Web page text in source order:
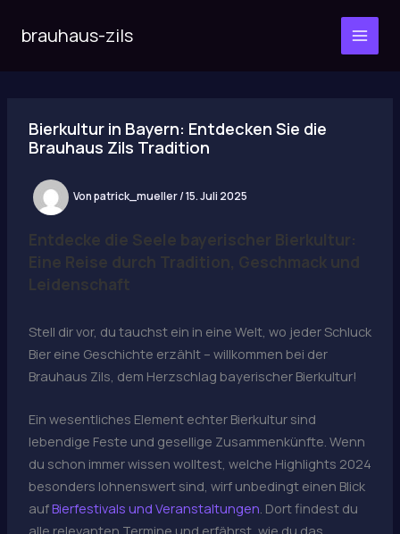
Inhaltbrauhaus-zils
Bierkultur in Bayern: Entdecken Sie die
Brauhaus Zils Tradition
Vonpatrick_mueller/15. Juli 2025
Entdecke die Seele bayerischer Bierkultur:
Eine Reise durch Tradition, Geschmack und
Leidenschaft
Stell dir vor, du tauchst ein in eine Welt, wo jeder Schluck
Bier eine Geschichte erzählt – willkommen bei der
Brauhaus Zils, dem Herzschlag bayerischer Bierkultur!
Ein wesentliches Element echter Bierkultur sind
lebendige Feste und gesellige Zusammenkünfte. Wenn
du schon immer wissen wolltest, welche Highlights 2024
besonders lohnenswert sind, wirf unbedingt einen Blick
aufBierfestivals und Veranstaltungen . Dort findest du
alle relevanten Termine und erfährst, wie du das